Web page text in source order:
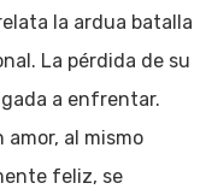
la ardua batalla
La pérdida de su
a enfrentar.
al mismo
feliz, se